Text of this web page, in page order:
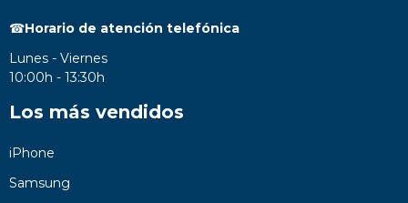
☎Horario de atención telefónica
Lunes - Viernes
10:00h - 13:30h
Los más vendidos
iPhone
Samsung